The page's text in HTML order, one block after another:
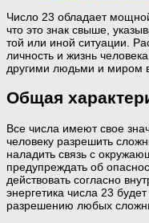
Число 23 обладает
что это знак свыше,
той или иной ситуации.
личность и жизнь
другими людьми и миром
Общая
Все числа имеют свое
человеку разрешить
наладить связь с
предупреждать об
действовать согласно
энергетика числа 23
разрешению любых